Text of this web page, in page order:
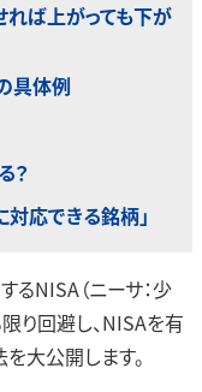
ば上がっても下が
具体例
？
応できる銘柄」
るNISA（ニーサ：少
り回避し、NISAを有
大公開します。